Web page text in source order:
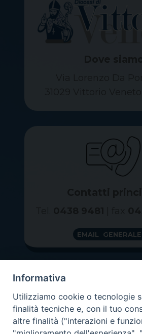
EMAIL GENERALE
Informativa
Utilizziamo cookie o tecnologie
finalità tecniche e, con il tuo
altre finalità ("interazioni e